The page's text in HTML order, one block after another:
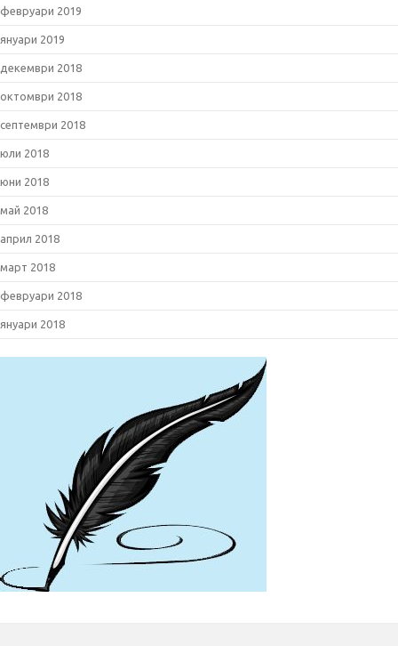
февруари 2019
януари 2019
декември 2018
октомври 2018
септември 2018
юли 2018
юни 2018
май 2018
април 2018
март 2018
февруари 2018
януари 2018